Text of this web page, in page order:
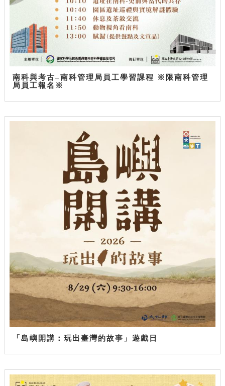
南科與考古–南科管理局員工學習課程 ※限南科管理
局員工報名※
「島嶼開講：玩出臺灣的故事」遊戲日